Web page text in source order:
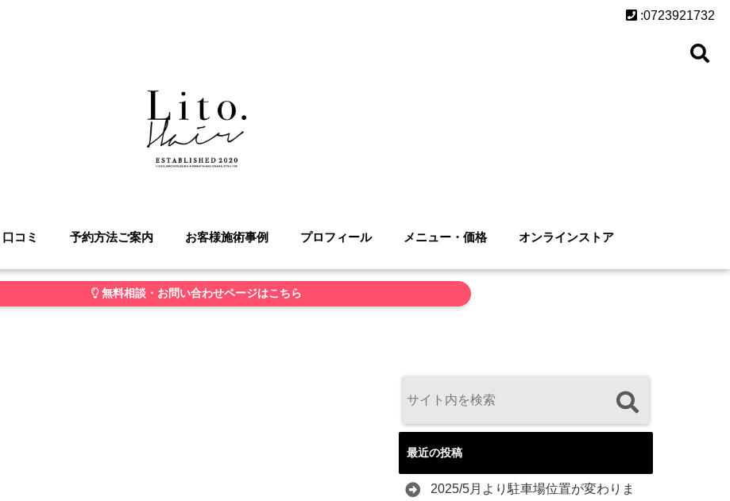
:0723921732
口コミ 予約方法ご案内 お客様施術事例 プロフィール メニュー・価格 オンラインストア
無料相談・お問い合わせページはこちら
最近の投稿
2025/5月より駐車場位置が変わりま